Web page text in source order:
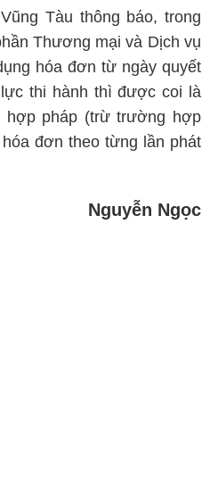
Tàu thông báo, trong
Thương mại và Dịch vụ
hóa đơn từ ngày quyết
thi hành thì được coi là
hợp pháp (trừ trường hợp
đơn theo từng lần phát
Nguyễn Ngọc